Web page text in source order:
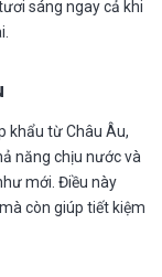
sáng ngay cả khi
khẩu từ Châu Âu,
năng chịu nước và
mới. Điều này
còn giúp tiết kiệm